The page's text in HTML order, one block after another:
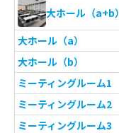
大ホール（a+b）
大ホール（a）
大ホール（b）
ミーティングルーム1
ミーティングルーム2
ミーティングルーム3